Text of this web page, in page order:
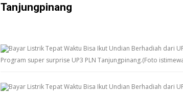
Tanjungpinang
Program super surprise UP3 PLN Tanjungpinang.(Foto